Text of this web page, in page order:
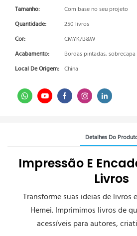
Tamanho:
Com base no seu projeto
Quantidade:
250 livros
Cor:
CMYK/B&W
Acabamento:
Bordas pintadas, sobrecapa
Local De Origem: China
Detalhes Do
Impressão E
Livros
Transforme suas ideias de livros
Hemei. Imprimimos livros de
acessíveis para autores,